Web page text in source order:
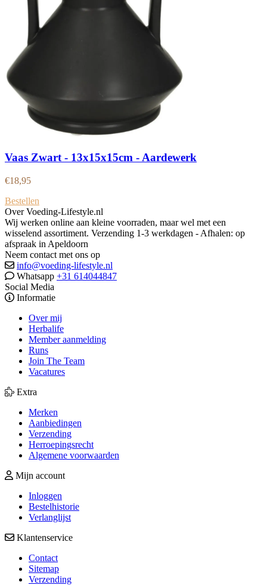
Vaas Zwart - 13x15x15cm - Aardewerk
€18,95
Bestellen
Over Voeding-Lifestyle.nl
Wij werken online aan kleine voorraden, maar wel met een
wisselend assortiment. Verzending 1-3 werkdagen - Afhalen: op
afspraak in Apeldoorn
Neem contact met ons op
info@voeding-lifestyle.nl
Whatsapp +31 614044847
Social Media
Informatie
Over mij
Herbalife
Member aanmelding
Runs
Join The Team
Vacatures
Extra
Merken
Aanbiedingen
Verzending
Herroepingsrecht
Algemene voorwaarden
Mijn account
Inloggen
Bestelhistorie
Verlanglijst
Klantenservice
Contact
Sitemap
Verzending